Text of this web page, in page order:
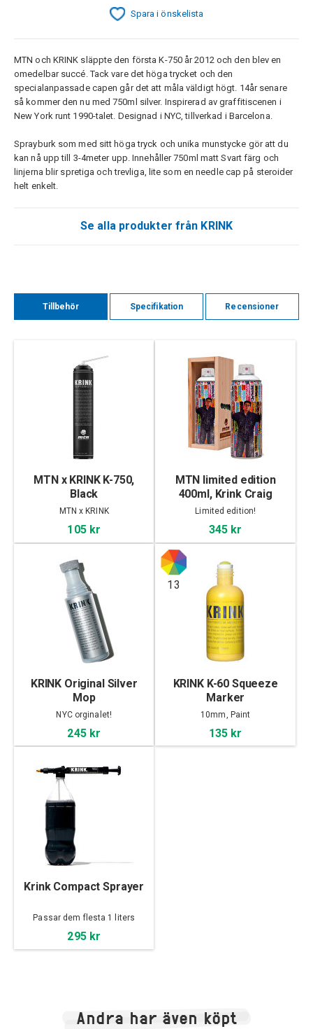
Spara i önskelista
MTN och KRINK släppte den första K-750 år 2012 och den blev en
omedelbar succé. Tack vare det höga trycket och den
specialanpassade capen går det att måla väldigt högt. 14år senare
så kommer den nu med 750ml silver. Inspirerad av graffitiscenen i
New York runt 1990-talet. Designad i NYC, tillverkad i Barcelona.
Sprayburk som med sitt höga tryck och unika munstycke gör att du
kan nå upp till 3-4meter upp. Innehåller 750ml matt Svart färg och
linjerna blir spretiga och trevliga, lite som en needle cap på steroider
helt enkelt.
Se alla produkter från KRINK
Tillbehör Specifikation Recensioner
MTN x KRINK K-750,
Black
MTN x KRINK
105 kr
MTN limited edition
400ml, Krink Craig
Costello
Limited edition!
345 kr
KRINK Original Silver
Mop
NYC orginalet!
245 kr
13
KRINK K-60 Squeeze
Marker
10mm, Paint
135 kr
Krink Compact Sprayer
Passar dem flesta 1 liters
295 kr
Andra har även köpt